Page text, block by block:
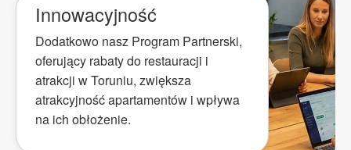
Innowacyjność
Dodatkowo nasz Program Partnerski,
oferujący rabaty do restauracji i
atrakcji w Toruniu, zwiększa
atrakcyjność apartamentów i wpływa
na ich obłożenie.